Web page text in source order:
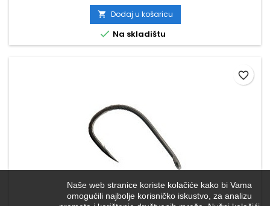
 Dodaj u košaricu
 Na skladištu
favorite_border
Naše web stranice koriste kolačiće kako bi Vama
omogućili najbolje korisničko iskustvo, za analizu